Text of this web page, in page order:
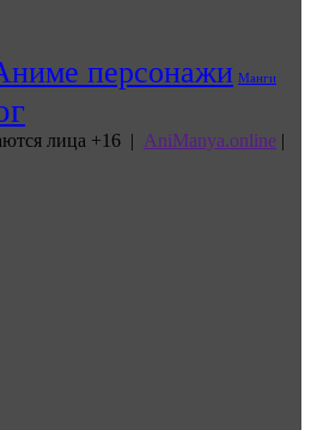
персонажи Манги
лица +16 | AniManya.online |